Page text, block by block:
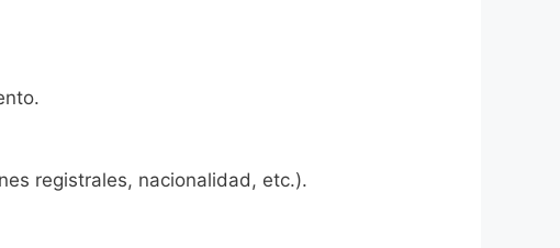
registrales, nacionalidad, etc.).